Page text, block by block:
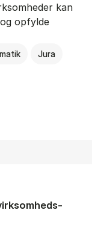
kan
opfylde
Jura
og